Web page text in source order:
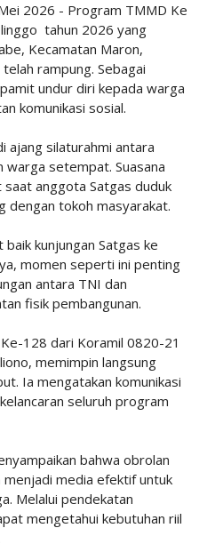
2026 - Program TMMD Ke
tahun 2026 yang
Kecamatan Maron,
rampung. Sebagai
undur diri kepada warga
komunikasi sosial.
ajang silaturahmi antara
setempat. Suasana
anggota Satgas duduk
dengan tokoh masyarakat.
kunjungan Satgas ke
momen seperti ini penting
antara TNI dan
fisik pembangunan.
128 dari Koramil 0820-21
memimpin langsung
Ia mengatakan komunikasi
seluruh program
bahwa obrolan
media efektif untuk
Melalui pendekatan
mengetahui kebutuhan riil